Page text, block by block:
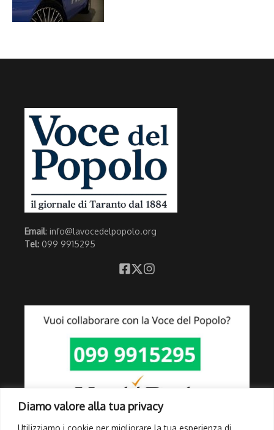
Diamo valore alla tua privacy
Utilizziamo i cookie per migliorare la tua esperienza di
Email: info@lavocedelpopolo.org
Tel: 099 9915295